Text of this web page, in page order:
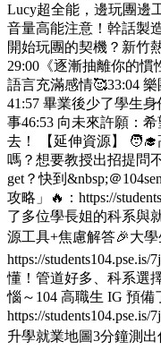
Lucy超全能，邊玩團邊
音量高能注意！幹話製
開始玩團的契機？新竹
29:00《逐漸抽離你的
語言充滿感情🥰33:04
41:57 畢業後少了學生
事46:53 向未來許願：
去！ 【延伸資源】
嗎？想要教授出招提問
get？快到&nbsp;＠
攻略」🔥：https://
了多位學長姐的科系與
源工具+焦慮解答🎉大
https://
懂！管道好多、科系選
惱～104 高職生 IG 預備
https://
升學就業地圖3分鐘測